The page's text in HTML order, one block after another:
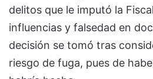
delitos que le imputó la
influencias y falsedad en
decisión se tomó tras
riesgo de fuga, pues de